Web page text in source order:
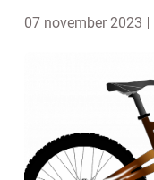
07 november 2023